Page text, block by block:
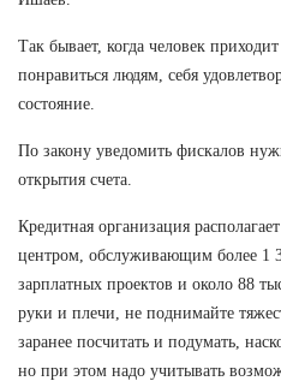
Так бывает, когда человек приходит
понравиться людям, себя
состояние.
По закону уведомить фискалов
открытия счета.
Кредитная организация
центром, обслуживающим более 1
зарплатных проектов и около 88
руки и плечи, не поднимайте
заранее посчитать и подумать,
но при этом надо учитывать